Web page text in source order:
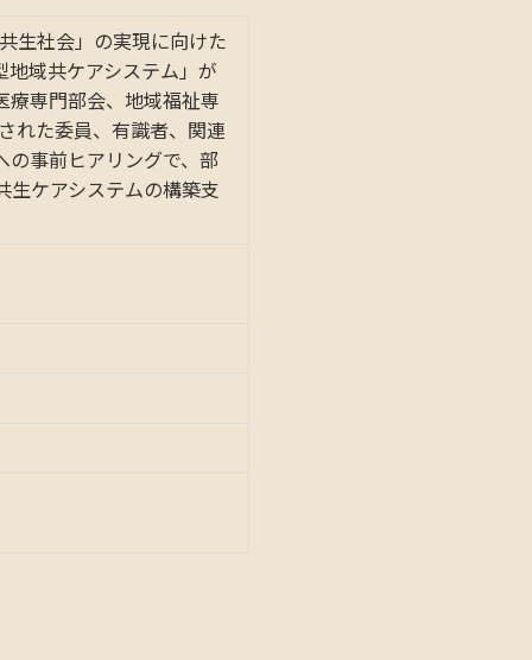
生社会」の実現に向けた
域共ケアシステム」が
療専門部会、地域福祉専
れた委員、有識者、関連
の事前ヒアリングで、部
生ケアシステムの構築支